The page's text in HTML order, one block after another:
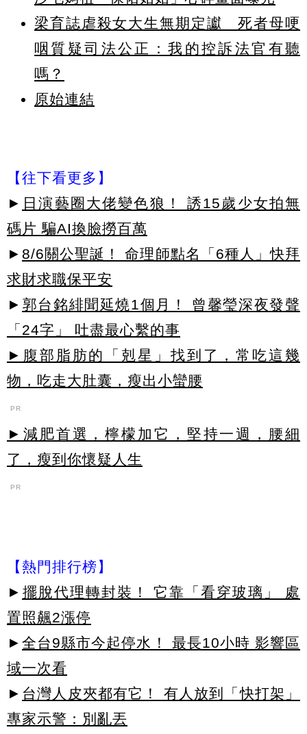
梁育誌虐殺女大生無期定讞 死者母哽
咽質疑司法公正：我的控訴法官有聽
嗎？
原始連結
【往下看更多】
► 日演藝圈大佬變色狼！ 誘15歲少女拍無
碼片 騙AI換臉撈百萬
► 8/6關公聖誕！ 命理師點名「6種人」快拜
求財求職保平安
► 郭台銘緋聞延燒1個月！ 曾馨瑩深夜發聲
「24字」 吐盡最心繫的事
►腹部脂肪的「剋星」找到了，常吃這幾
物，吃走大肚囊，瘦出小蠻腰
PR
►減肥首選，檸檬加它，堅持一週，腰細
了，瘦到你懷疑人生
PR
【熱門排行榜】
► 擺脫代理轉封裝！ 它靠「看穿玻璃」 處
置照飆2漲停
► 全台9縣市今起停水！ 最長10小時 影響區
域一次看
► 台灣人皮夾都有它！ 有人放到「快打架」
專家示警：別亂丟